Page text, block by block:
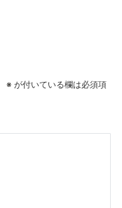
※ が付いている欄は必須項